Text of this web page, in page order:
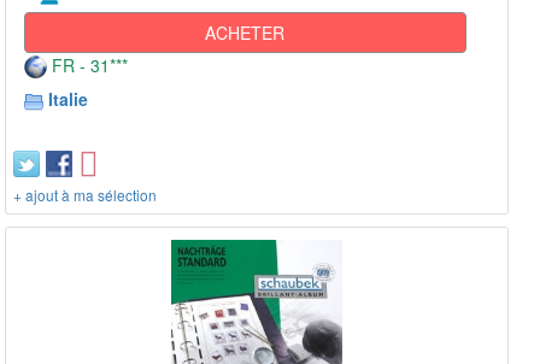
ACHETER
FR - 31***
Italie
+ ajout à ma sélection